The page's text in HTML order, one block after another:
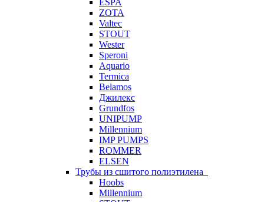
ESPA
ZOTA
Valtec
STOUT
Wester
Speroni
Aquario
Termica
Belamos
Джилекс
Grundfos
UNIPUMP
Millennium
IMP PUMPS
ROMMER
ELSEN
Трубы из сшитого полиэтилена
Hoobs
Millennium